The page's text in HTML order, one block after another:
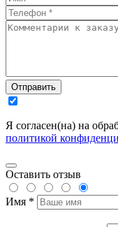
Отправить
Я согласен(на) на
политикой
Оставить отзыв
Имя *